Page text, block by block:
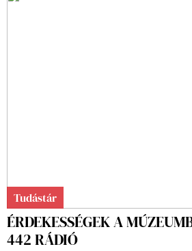
Tudástár
ÉRDEKESSÉGEK A
442 RÁDIÓ